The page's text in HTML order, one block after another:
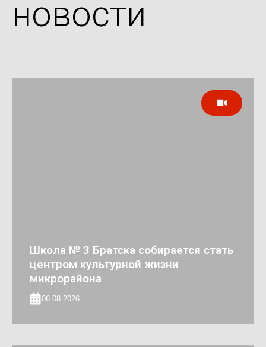
новости
Школа № 3 Братска собирается стать
центром культурной жизни
микрорайона
06.08.2026